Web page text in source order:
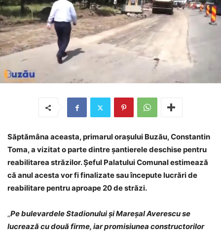
Săptămâna aceasta, primarul orașului Buzău, Constantin
Toma, a vizitat o parte dintre șantierele deschise pentru
reabilitarea străzilor. Șeful Palatului Comunal estimează
că anul acesta vor fi finalizate sau începute lucrări de
reabilitare pentru aproape 20 de străzi.
„Pe bulevardele Stadionului și Mareșal Averescu se
lucrează cu două firme, iar promisiunea constructorilor